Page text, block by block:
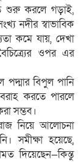
শুরু করলে গড়াই,
নদীর স্বাভাবিক
কমে যায়, দেখা
ওপর এর
পদ্মার বিপুল পানি
করতে পারলে
সম্ভব।
নিয়ে আলোচনা
সমীক্ষা হয়েছে,
দিয়েছেন—কিন্তু